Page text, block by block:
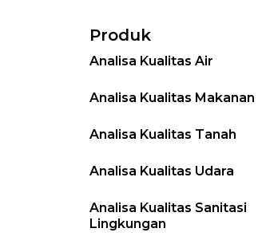
Produk
Analisa Kualitas Air
Analisa Kualitas Makanan
Analisa Kualitas Tanah
Analisa Kualitas Udara
Analisa Kualitas Sanitasi
Lingkungan